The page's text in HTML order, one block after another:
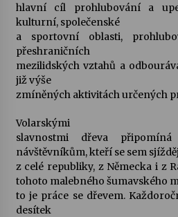
Vysočinka
17. 7. 2026
14. 7. 2026
Za kulturou kousek
odkaz Josefa Čapka
13. 7. 2026
Varhanní recitál
hlavní cíl prohlubování a
kulturní, společenské
a sportovní oblasti,
přeshraničních
mezilidských vztahů a
již výše
zmíněných aktivitách určených
Volarskými
slavnostmi dřeva
návštěvníkům, kteří se sem
z celé republiky, z Německa i z
tohoto malebného šumavského
to je práce se dřevem.
desítek